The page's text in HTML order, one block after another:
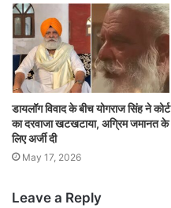
डायलॉग विवाद के बीच योगराज सिंह ने कोर्ट
का दरवाजा खटखटाया, अग्रिम जमानत के
लिए अर्जी दी
May 17, 2026
Leave a Reply